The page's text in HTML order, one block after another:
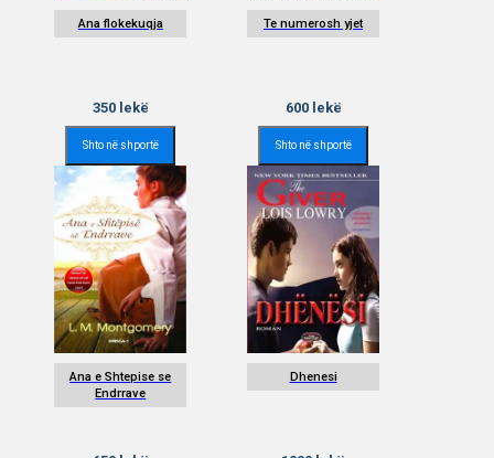
Ana flokekuqja
350lekë
Shto në shportë
Te numerosh yjet
600lekë
Shto në shportë
Ana e Shtepise se
Endrrave
Dhenesi